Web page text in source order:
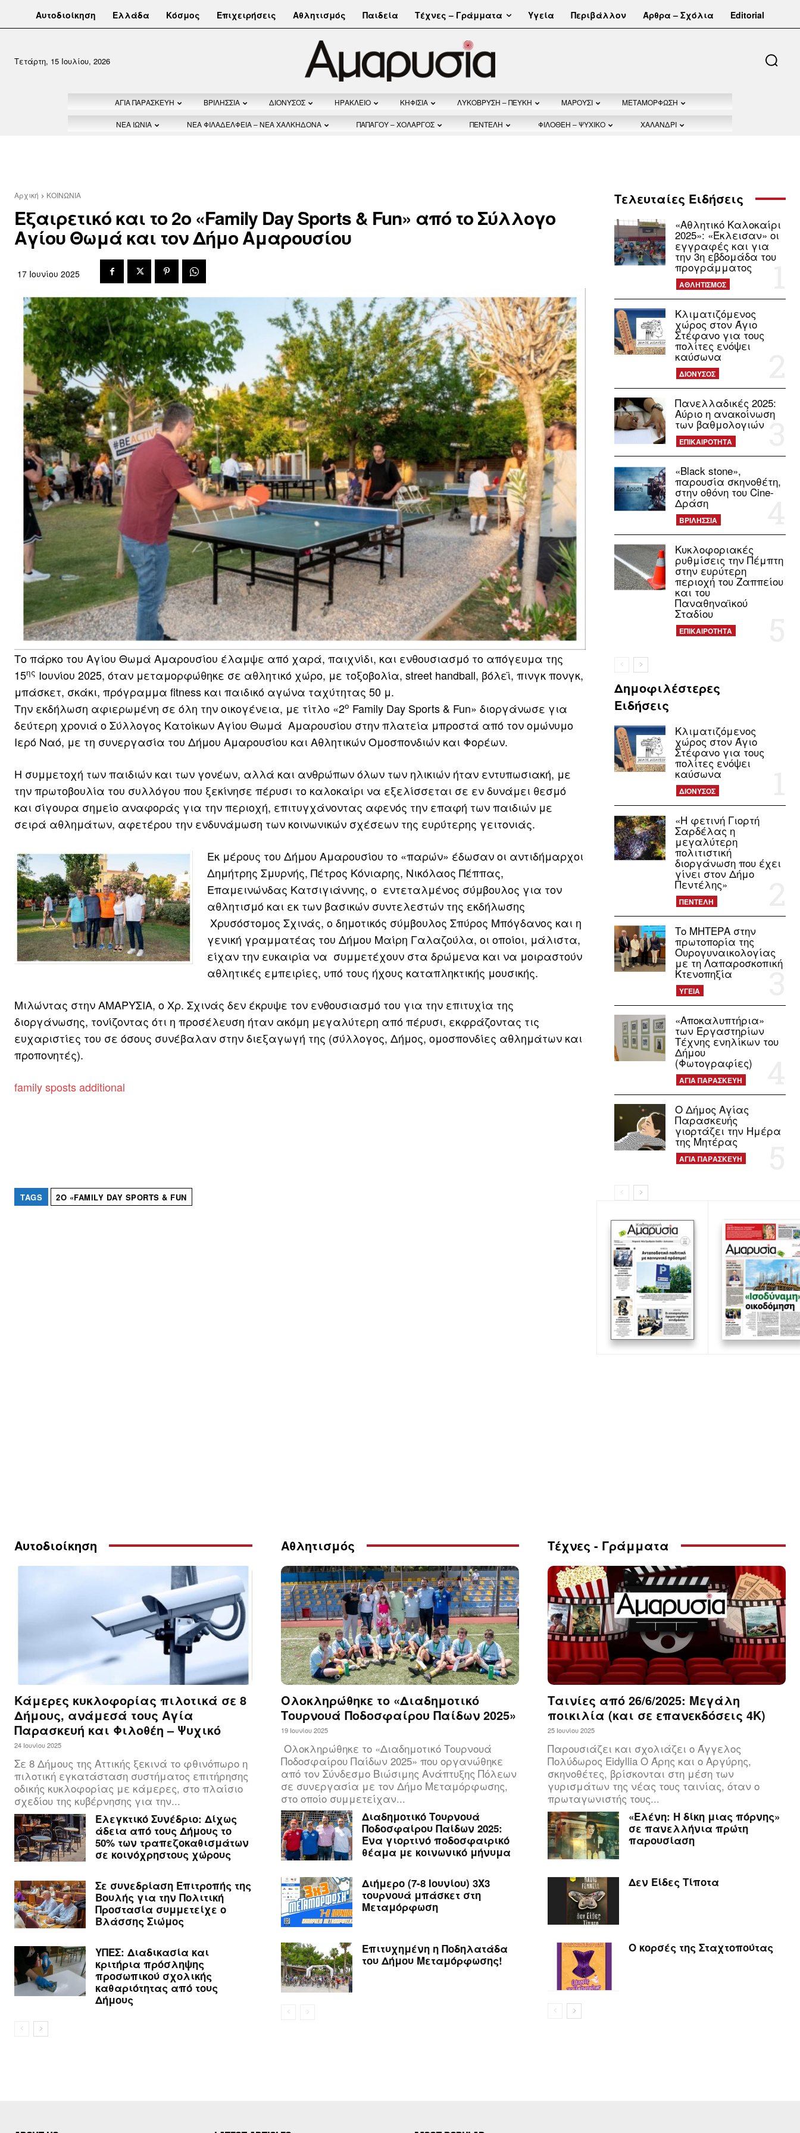
Αυτοδιοίκηση Ελλάδα Κόσμος Επιχειρήσεις Αθλητισμός Παιδεία Τέχνες – Γράμματα Υγεία Περιβάλλον Άρθρα – Σχόλια Editorial
Τετάρτη, 15 Ιουλίου, 2026
ΑΓΙΑ ΠΑΡΑΣΚΕΥΗ ΒΡΙΛΗΣΣΙΑ ΔΙΟΝΥΣΟΣ ΗΡΑΚΛΕΙΟ ΚΗΦΙΣΙΑ ΛΥΚΟΒΡΥΣΗ – ΠΕΥΚΗ ΜΑΡΟΥΣΙ ΜΕΤΑΜΟΡΦΩΣΗ
ΝΕΑ ΙΩΝΙΑ ΝΕΑ ΦΙΛΑΔΕΛΦΕΙΑ – ΝΕΑ ΧΑΛΚΗΔΟΝΑ ΠΑΠΑΓΟΥ – ΧΟΛΑΡΓΟΣ ΠΕΝΤΕΛΗ ΦΙΛΟΘΕΗ – ΨΥΧΙΚΟ ΧΑΛΑΝΔΡΙ
Αρχική ΚΟΙΝΩΝΙΑ
Εξαιρετικό και το 2ο «Family Day Sports & Fun» από το Σύλλογο
Αγίου Θωμά και τον Δήμο Αμαρουσίου
17 Ιουνίου 2025
Το πάρκο του Αγίου Θωμά Αμαρουσίου έλαμψε από χαρά, παιχνίδι, και ενθουσιασμό το απόγευμα της
15ης Ιουνίου 2025, όταν μεταμορφώθηκε σε αθλητικό χώρο, με τοξοβολία, street handball, βόλεϊ, πινγκ πονγκ,
μπάσκετ, σκάκι, πρόγραμμα fitness και παιδικό αγώνα ταχύτητας 50 μ.
Την εκδήλωση αφιερωμένη σε όλη την οικογένεια, με τίτλο «2ο Family Day Sports & Fun» διοργάνωσε για
δεύτερη χρονιά ο Σύλλογος Κατοίκων Αγίου Θωμά Αμαρουσίου στην πλατεία μπροστά από τον ομώνυμο
Ιερό Ναό, με τη συνεργασία του Δήμου Αμαρουσίου και Αθλητικών Ομοσπονδιών και Φορέων.
Η συμμετοχή των παιδιών και των γονέων, αλλά και ανθρώπων όλων των ηλικιών ήταν εντυπωσιακή, με
την πρωτοβουλία του συλλόγου που ξεκίνησε πέρυσι το καλοκαίρι να εξελίσσεται σε εν δυνάμει θεσμό
και σίγουρα σημείο αναφοράς για την περιοχή, επιτυγχάνοντας αφενός την επαφή των παιδιών με
σειρά αθλημάτων, αφετέρου την ενδυνάμωση των κοινωνικών σχέσεων της ευρύτερης γειτονιάς.
Εκ μέρους του Δήμου Αμαρουσίου το «παρών» έδωσαν οι αντιδήμαρχοι
Δημήτρης Σμυρνής, Πέτρος Κόνιαρης, Νικόλαος Πέππας,
Επαμεινώνδας Κατσιγιάννης, ο εντεταλμένος σύμβουλος για τον
αθλητισμό και εκ των βασικών συντελεστών της εκδήλωσης
Χρυσόστομος Σχινάς, ο δημοτικός σύμβουλος Σπύρος Μπόγδανος και η
γενική γραμματέας του Δήμου Μαίρη Γαλαζούλα, οι οποίοι, μάλιστα,
είχαν την ευκαιρία να συμμετέχουν στα δρώμενα και να μοιραστούν
αθλητικές εμπειρίες, υπό τους ήχους καταπληκτικής μουσικής.
Μιλώντας στην ΑΜΑΡΥΣΙΑ, ο Χρ. Σχινάς δεν έκρυψε τον ενθουσιασμό του για την επιτυχία της
διοργάνωσης, τονίζοντας ότι η προσέλευση ήταν ακόμη μεγαλύτερη από πέρυσι, εκφράζοντας τις
ευχαριστίες του σε όσους συνέβαλαν στην διεξαγωγή της (σύλλογος, Δήμος, ομοσπονδίες αθλημάτων και
προπονητές).
family sposts additional
TAGS 2Ο «FAMILY DAY SPORTS & FUN
Τελευταίες Ειδήσεις
«Αθλητικό Καλοκαίρι
2025»: «Έκλεισαν» οι
εγγραφές και για
την 3η εβδομάδα του
προγράμματος
ΑΘΛΗΤΙΣΜΟΣ
Κλιματιζόμενος
χώρος στον Άγιο
Στέφανο για τους
πολίτες ενόψει
καύσωνα
ΔΙΟΝΥΣΟΣ
Πανελλαδικές 2025:
Αύριο η ανακοίνωση
των βαθμολογιών
ΕΠΙΚΑΙΡΟΤΗΤΑ
«Black stone»,
παρουσία σκηνοθέτη,
στην οθόνη του Cine-
Δράση
ΒΡΙΛΗΣΣΙΑ
Κυκλοφοριακές
ρυθμίσεις την Πέμπτη
στην ευρύτερη
περιοχή του Ζαππείου
και του
Παναθηναϊκού
Σταδίου
ΕΠΙΚΑΙΡΟΤΗΤΑ
Δημοφιλέστερες
Ειδήσεις
Κλιματιζόμενος
χώρος στον Άγιο
Στέφανο για τους
πολίτες ενόψει
καύσωνα
ΔΙΟΝΥΣΟΣ
«Η φετινή Γιορτή
Σαρδέλας η
μεγαλύτερη
πολιτιστική
διοργάνωση που έχει
γίνει στον Δήμο
Πεντέλης»
ΠΕΝΤΕΛΗ
Το ΜΗΤΕΡΑ στην
πρωτοπορία της
Ουρογυναικολογίας
με τη Λαπαροσκοπική
Κτενοπηξία
ΥΓΕΙΑ
«Αποκαλυπτήρια»
των Εργαστηρίων
Τέχνης ενηλίκων του
Δήμου
(Φωτογραφίες)
ΑΓΙΑ ΠΑΡΑΣΚΕΥΗ
Ο Δήμος Αγίας
Παρασκευής
γιορτάζει την Ημέρα
της Μητέρας
ΑΓΙΑ ΠΑΡΑΣΚΕΥΗ
Αυτοδιοίκηση
Κάμερες κυκλοφορίας πιλοτικά σε 8
Δήμους, ανάμεσά τους Αγία
Παρασκευή και Φιλοθέη – Ψυχικό
24 Ιουνίου 2025
Σε 8 Δήμους της Αττικής ξεκινά το φθινόπωρο η
πιλοτική εγκατάσταση συστήματος επιτήρησης
οδικής κυκλοφορίας με κάμερες, στο πλαίσιο
σχεδίου της κυβέρνησης για την...
Ελεγκτικό Συνέδριο: Δίχως
άδεια από τους Δήμους το
50% των τραπεζοκαθισμάτων
σε κοινόχρηστους χώρους
Σε συνεδρίαση Επιτροπής της
Βουλής για την Πολιτική
Προστασία συμμετείχε ο
Βλάσσης Σιώμος
ΥΠΕΣ: Διαδικασία και
κριτήρια πρόσληψης
προσωπικού σχολικής
καθαριότητας από τους
Δήμους
Αθλητισμός
Ολοκληρώθηκε το «Διαδημοτικό
Τουρνουά Ποδοσφαίρου Παίδων 2025»
19 Ιουνίου 2025
Ολοκληρώθηκε το «Διαδημοτικό Τουρνουά
Ποδοσφαίρου Παίδων 2025» που οργανώθηκε
από τον Σύνδεσμο Βιώσιμης Ανάπτυξης Πόλεων
σε συνεργασία με τον Δήμο Μεταμόρφωσης,
στο οποίο συμμετείχαν...
Διαδημοτικό Τουρνουά
Ποδοσφαίρου Παίδων 2025:
Ένα γιορτινό ποδοσφαιρικό
θέαμα με κοινωνικό μήνυμα
Διήμερο (7-8 Ιουνίου) 3Χ3
τουρνουά μπάσκετ στη
Μεταμόρφωση
Επιτυχημένη η Ποδηλατάδα
του Δήμου Μεταμόρφωσης!
Τέχνες - Γράμματα
Ταινίες από 26/6/2025: Μεγάλη
ποικιλία (και σε επανεκδόσεις 4Κ)
25 Ιουνίου 2025
Παρουσιάζει και σχολιάζει ο Άγγελος
Πολύδωρος Eidyllia Ο Άρης και ο Αργύρης,
σκηνοθέτες, βρίσκονται στη μέση των
γυρισμάτων της νέας τους ταινίας, όταν ο
πρωταγωνιστής τους...
«Ελένη: Η δίκη μιας πόρνης»
σε πανελλήνια πρώτη
παρουσίαση
Δεν Είδες Τίποτα
Ο κορσές της Σταχτοπούτας